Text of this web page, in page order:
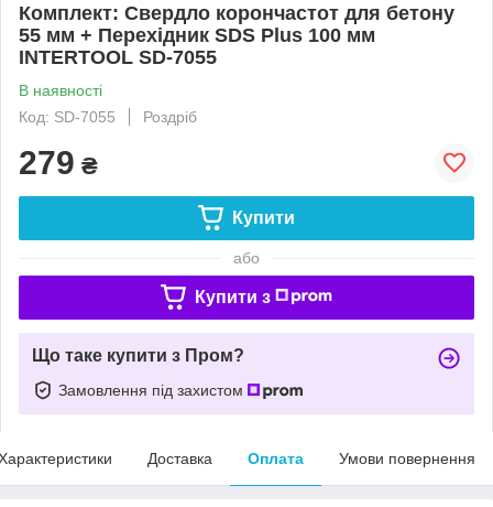
Комплект: Свердло корончастот для бетону
55 мм + Перехідник SDS Plus 100 мм
INTERTOOL SD-7055
В наявності
Код: SD-7055
Роздріб
279 ₴
Купити
або
Купити з
Що таке купити з Пром?
Замовлення під захистом
Доставка Оплата Умови повернення